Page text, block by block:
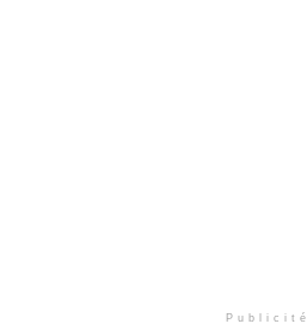
Publicité